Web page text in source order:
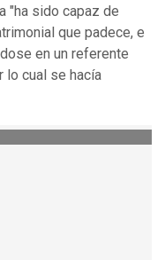
"ha sido capaz de
que padece, e
en un referente
lo cual se hacía